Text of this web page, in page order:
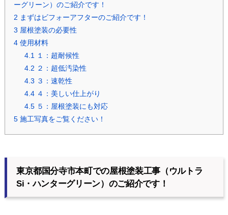
ーグリーン）のご紹介です！
2 まずはビフォーアフターのご紹介です！
3 屋根塗装の必要性
4使用材料
4.1１：超耐候性
4.2 ２：超低汚染性
4.3 ３：速乾性
4.4４：美しい仕上がり
4.5５：屋根塗装にも対応
5施工写真をご覧ください！
東京都国分寺市本町での屋根塗装工事（ウルトラ
Si・ハンターグリーン）のご紹介です！